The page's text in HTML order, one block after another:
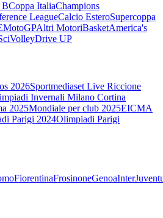
BCoppa ItaliaChampions
LeagueCalcio EsteroSupercoppa
MotoGPAltri MotoriBasketAmerica's
VolleyDrive UP
2026Sportmediaset Live Riccione
Invernali Milano Cortina
2025Mondiale per club 2025EICMA
Parigi 2024Olimpiadi Parigi
FiorentinaFrosinoneGenoaInter